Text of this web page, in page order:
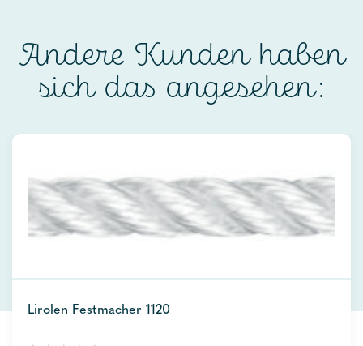
Andere Kunden haben
sich das angesehen:
Lirolen Festmacher 1120